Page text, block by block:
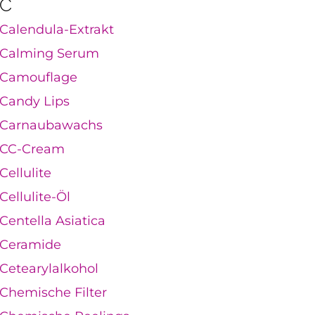
C
Calendula-Extrakt
Calming Serum
Camouflage
Candy Lips
Carnaubawachs
CC-Cream
Cellulite
Cellulite-Öl
Centella Asiatica
Ceramide
Cetearylalkohol
Chemische Filter